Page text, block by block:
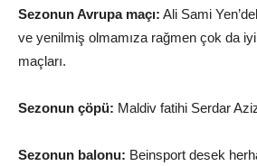
Sezonun Avrupa maçı: Ali Sami
ve yenilmiş olmamıza rağmen çok da iyi
maçları.
Sezonun çöpü: Maldiv fatihi Serdar
Sezonun balonu: Beinsport desek